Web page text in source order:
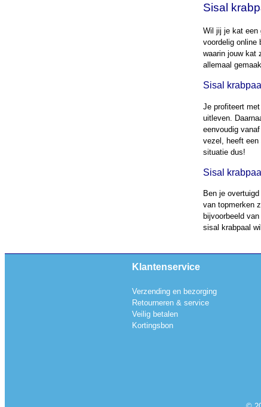
Sisal
Wil jij je kat een
voordelig online
waarin jouw kat
allemaal
Sisal
Je profiteert
uitleven.
eenvoudig
vezel, heeft een
situatie dus!
Sisal
Ben je
van topmerken
bijvoorbeeld
sisal krabpaal
Klantenservice
Verzending en bezorging
Retourneren & service
Veilig betalen
Kortingsbon